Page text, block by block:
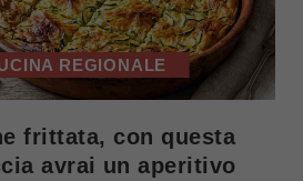
REGIONALE
frittata, con questa
avrai un aperitivo